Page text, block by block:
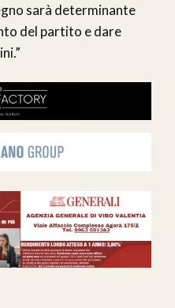
sarà determinante
del partito e dare